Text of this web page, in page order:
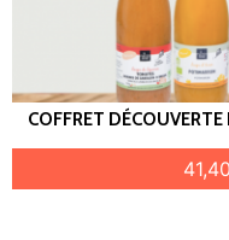
COFFRET